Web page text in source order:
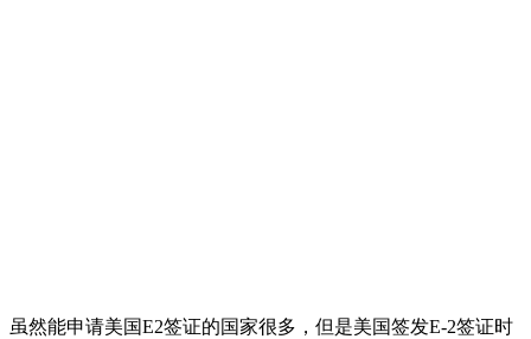
虽然能申请美国E2签证的国家很多，但是美国签发E-2签证时